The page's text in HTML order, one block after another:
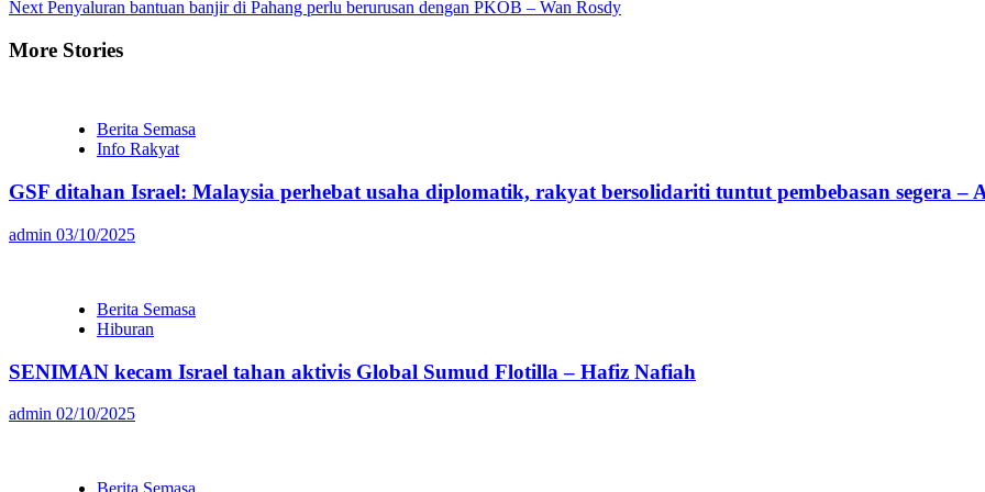
Reading
Next Penyaluran bantuan banjir di Pahang perlu berurusan dengan PKOB – Wan Rosdy
More Stories
Berita Semasa
Info Rakyat
GSF ditahan Israel: Malaysia perhebat usaha diplomatik, rakyat bersolidariti tuntut pembebasan segera –
admin 03/10/2025
Berita Semasa
Hiburan
SENIMAN kecam Israel tahan aktivis Global Sumud Flotilla – Hafiz Nafiah
admin 02/10/2025